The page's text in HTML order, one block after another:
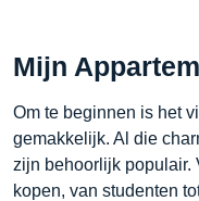
Mijn
Om te beginnen is het
gemakkelijk. Al die
zijn behoorlijk populair.
kopen, van studenten